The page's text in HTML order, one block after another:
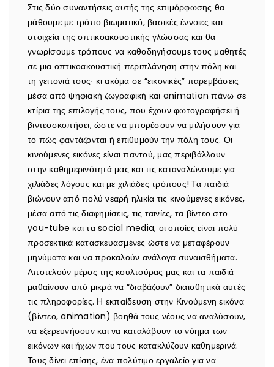
Στις δύο συναντήσεις αυτής της επιμόρφωσης θα
μάθουμε με τρόπο βιωματικό, βασικές έννοιες και
στοιχεία της οπτικοακουστικής γλώσσας και θα
γνωρίσουμε τρόπους να καθοδηγήσουμε τους μαθητές
σε μια οπτικοακουστική περιπλάνηση στην πόλη και
τη γειτονιά τους∙ κι ακόμα σε “εικονικές” παρεμβάσεις
μέσα από ψηφιακή ζωγραφική και animation πάνω σε
κτίρια της επιλογής τους, που έχουν φωτογραφήσει ή
βιντεοσκοπήσει, ώστε να μπορέσουν να μιλήσουν για
το πώς φαντάζονται ή επιθυμούν την πόλη τους. Οι
κινούμενες εικόνες είναι παντού, μας περιβάλλουν
στην καθημερινότητά μας και τις καταναλώνουμε για
χιλιάδες λόγους και με χιλιάδες τρόπους! Τα παιδιά
βιώνουν από πολύ νεαρή ηλικία τις κινούμενες εικόνες,
μέσα από τις διαφημίσεις, τις ταινίες, τα βίντεο στο
you-tube και τα social media, οι οποίες είναι πολύ
προσεκτικά κατασκευασμένες ώστε να μεταφέρουν
μηνύματα και να προκαλούν ανάλογα συναισθήματα.
Αποτελούν μέρος της κουλτούρας μας και τα παιδιά
μαθαίνουν από μικρά να “διαβάζουν” διαισθητικά αυτές
τις πληροφορίες. Η εκπαίδευση στην Κινούμενη εικόνα
(βίντεο, animation) βοηθά τους νέους να αναλύσουν,
να εξερευνήσουν και να καταλάβουν το νόημα των
εικόνων και ήχων που τους κατακλύζουν καθημερινά.
Τους δίνει επίσης, ένα πολύτιμο εργαλείο για να